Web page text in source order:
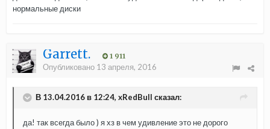
нормальные диски
Garrett. 1 911
Опубликовано 13 апреля, 2016
В 13.04.2016 в 12:24, xRedBull сказал:
да! так всегда было ) я хз в чем удивление это не дорого